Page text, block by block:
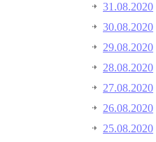
31.08.2020
30.08.2020
29.08.2020
28.08.2020
27.08.2020
26.08.2020
25.08.2020